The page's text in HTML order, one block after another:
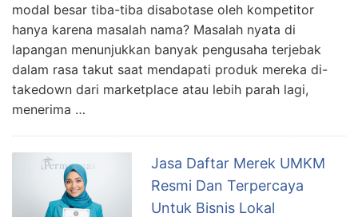
modal besar tiba-tiba disabotase oleh kompetitor
hanya karena masalah nama? Masalah nyata di
lapangan menunjukkan banyak pengusaha terjebak
dalam rasa takut saat mendapati produk mereka di-
takedown dari marketplace atau lebih parah lagi,
menerima …
Jasa Daftar Merek UMKM
Resmi Dan Terpercaya
Untuk Bisnis Lokal